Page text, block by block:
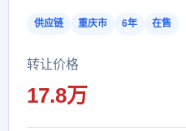
供应链 重庆市 6年 在售
转让价格
17.8万